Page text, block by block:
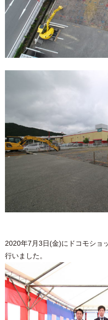
2020年7月3日(金)にドコモショ
行いました。